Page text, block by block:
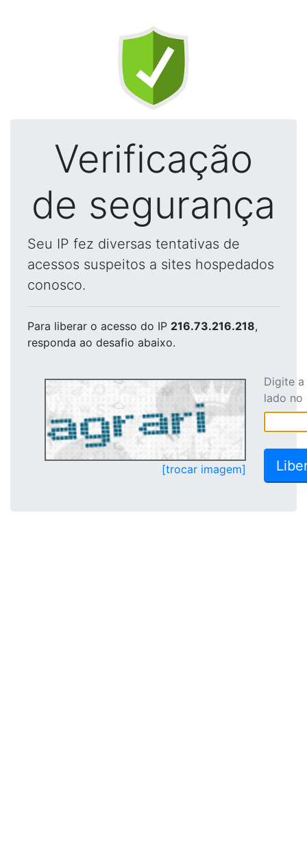
Verificação
de segurança
Seu IP fez diversas tentativas de
acessos suspeitos a sites hospedados
conosco.
Para liberar o acesso do IP 216.73.216.218,
responda ao desafio abaixo.
[trocar imagem]
Digite
lado no